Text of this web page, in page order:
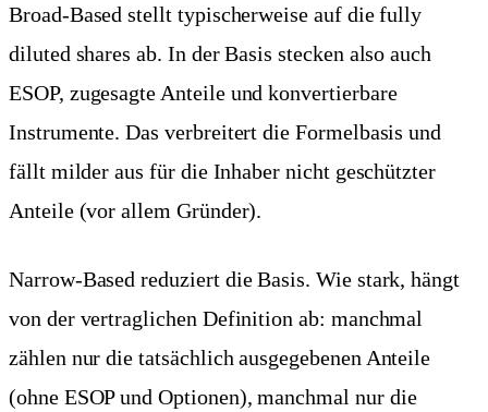
Broad-Based stellt typischerweise auf die fully
diluted shares ab. In der Basis stecken also auch
ESOP, zugesagte Anteile und konvertierbare
Instrumente. Das verbreitert die Formelbasis und
fällt milder aus für die Inhaber nicht geschützter
Anteile (vor allem Gründer).
Narrow-Based reduziert die Basis. Wie stark, hängt
von der vertraglichen Definition ab: manchmal
zählen nur die tatsächlich ausgegebenen Anteile
(ohne ESOP und Optionen), manchmal nur die